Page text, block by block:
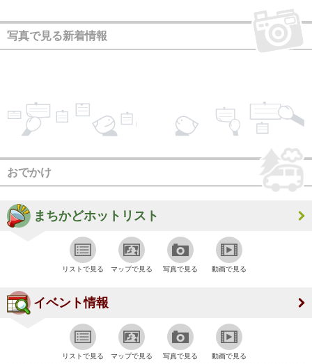
写真で見る新着情報
おでかけ
まちかどホットリスト
リストで見る マップで見る 写真で見る 動画で見る
イベント情報
リストで見る マップで見る 写真で見る 動画で見る